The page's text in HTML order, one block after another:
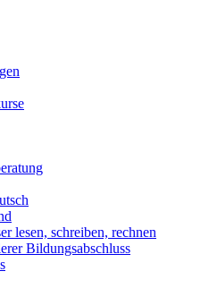
lesen, schreiben, rechnen
Bildungsabschluss